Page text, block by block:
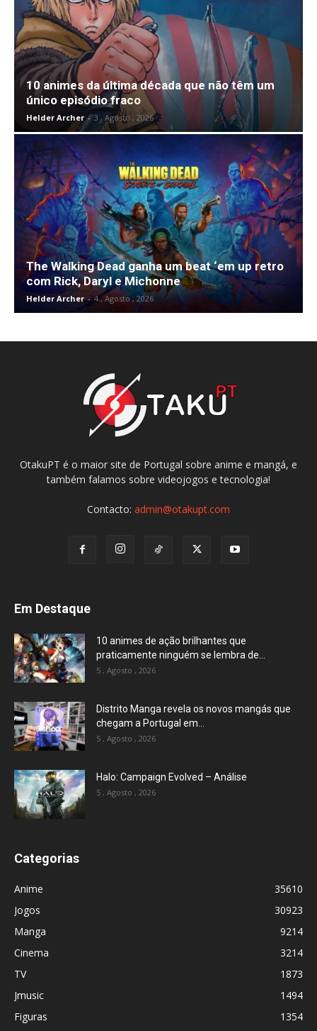
10 animes da última década que não têm um
único episódio fraco
Helder Archer - 3 , Agosto , 2026
The Walking Dead ganha um beat ‘em up retro
com Rick, Daryl e Michonne
Helder Archer - 4 , Agosto , 2026
OtakuPT é o maior site de Portugal sobre anime e mangá, e
também falamos sobre videojogos e tecnologia!
Contacto: admin@otakupt.com
Em Destaque
10 animes de ação brilhantes que
praticamente ninguém se lembra de...
5 , Agosto , 2026
Distrito Manga revela os novos mangás que
chegam a Portugal em...
5 , Agosto , 2026
Halo: Campaign Evolved – Análise
5 , Agosto , 2026
Categorias
Anime
35610
Jogos
30923
Manga
9214
Cinema
3214
TV
1873
Jmusic
1494
Figuras
1354